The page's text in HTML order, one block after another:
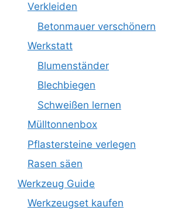
Verkleiden
Betonmauer verschönern
Werkstatt
Blumenständer
Blechbiegen
Schweißen lernen
Mülltonnenbox
Pflastersteine verlegen
Rasen säen
Werkzeug Guide
Werkzeugset kaufen